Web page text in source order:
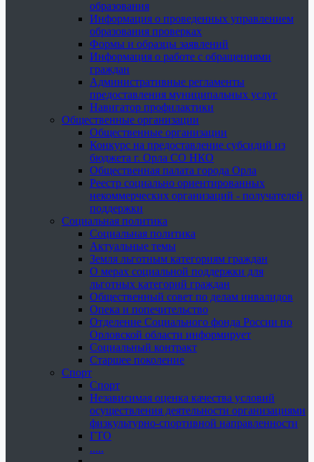
образования
Информация о проведенных управлением
образования проверках
Формы и образцы заявлений
Информация о работе с обращениями
граждан
Административные регламенты
предоставления муниципальных услуг
Навигатор профилактики
Общественные организации
Общественные организации
Конкурс на предоставление субсидий из
бюджета г. Орла СО НКО
Общественная палата города Орла
Реестр социально ориентированных
некоммерческих организаций - получателей
поддержки
Социальная политика
Социальная политика
Актуальные темы
Земля льготным категориям граждан
О мерах социальной поддержки для
льготных категорий граждан
Общественный совет по делам инвалидов
Опека и попечительство
Отделение Социального фонда России по
Орловской области информирует
Социальный контракт
Старшее поколение
Спорт
Спорт
Независимая оценка качества условий
осуществления деятельности организациями
физкультурно-спортивной направленности
ГТО
.....